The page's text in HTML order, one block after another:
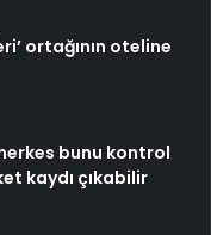
ortağının oteline
bunu kontrol
kaydı çıkabilir